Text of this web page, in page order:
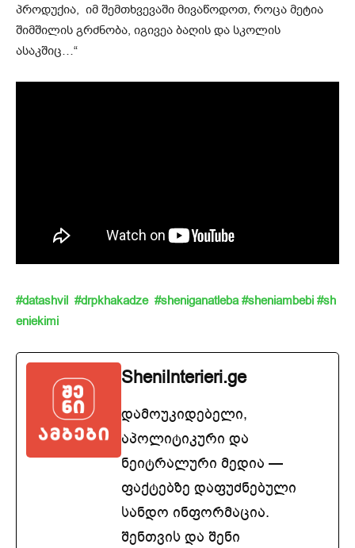
პროდუქია, იმ შემთხვევაში მივაწოდოთ, როცა მეტია
შიმშილის გრძნობა, იგივეა ბაღის და სკოლის
ასაკშიც…“
#datashvil #drpkhakadze #sheniganatleba #sheniambebi #sh
eniekimi
SheniInterieri.ge
დამოუკიდებელი,
აპოლიტიკური და
ნეიტრალური მედია —
ფაქტებზე დაფუძნებული
სანდო ინფორმაცია.
შენთვის და შენი